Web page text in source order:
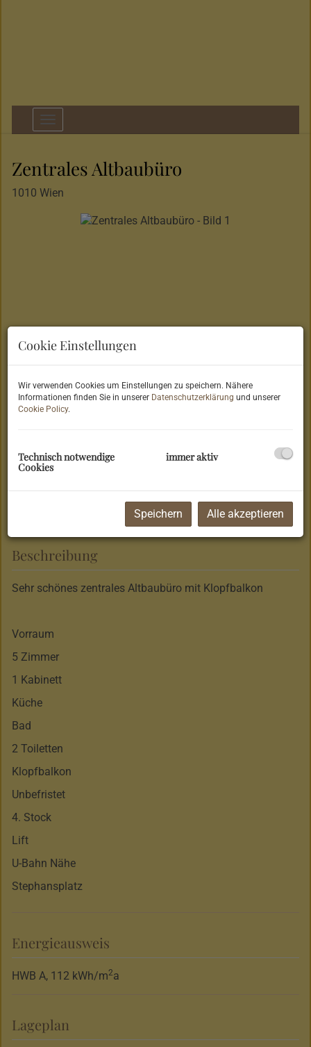
Navigation anzeigen
Zentrales Altbaubüro
1010 Wien
Beschreibung
Sehr schönes zentrales Altbaubüro mit Klopfbalkon
Vorraum
5 Zimmer
1 Kabinett
Küche
Bad
2 Toiletten
Klopfbalkon
Unbefristet
4. Stock
Lift
U-Bahn Nähe
Stephansplatz
Energieausweis
HWB A, 112 kWh/m2a
Lageplan
Cookie Einstellungen
Wir verwenden Cookies um Einstellungen zu speichern. Nähere
Informationen finden Sie in unserer Datenschutzerklärung und unserer
Cookie Policy.
Technisch notwendige
Cookies
immer aktiv
Speichern Alle akzeptieren